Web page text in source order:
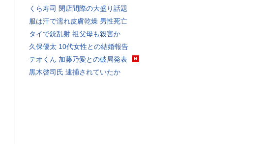
くら寿司 閉店間際の大盛り話題
服は汗で濡れ皮膚乾燥 男性死亡
タイで銃乱射 祖父母も殺害か
久保優太 10代女性との結婚報告
テオくん 加藤乃愛との破局発表
黒木啓司氏 逮捕されていたか